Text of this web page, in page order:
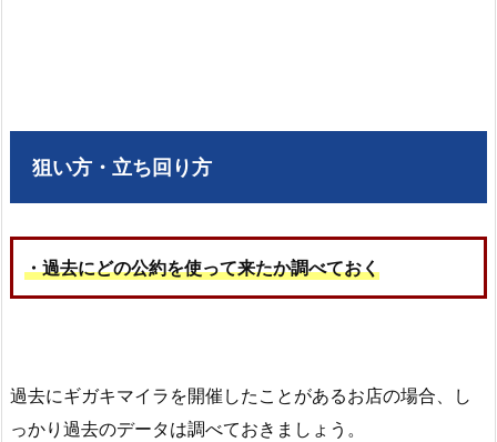
狙い方・立ち回り方
・過去にどの公約を使って来たか調べておく
過去にギガキマイラを開催したことがあるお店の場合、し
っかり過去のデータは調べておきましょう。